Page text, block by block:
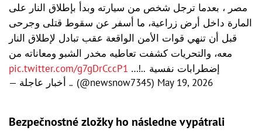
مصر ، بعدما ترجل شخص من سيارته وبدأ بإطلاق النار على
المارة داخل أرض زراعية، ما أسفر عن سقوط قتلى وجرحى
قبل أن تنهي قوات الأمن الواقعة عقب تبادل لإطلاق النار
معه، والتحريات كشفت تعاطيه مخدر الشبو ومعاناته من
إضطرابات نفسية ..!… pic.twitter.com/g7gDrCccP1
— أخبار عاجلة .. (@newsnow7345) May 19, 2026
Bezpečnostné zložky ho následne vypátrali